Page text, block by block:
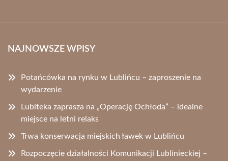
NAJNOWSZE WPISY
Potańcówka na rynku w Lublińcu – zaproszenie na
wydarzenie
Lubiteka zaprasza na „Operację Ochłoda” – idealne
miejsce na letni relaks
Trwa konserwacja miejskich ławek w Lublińcu
Rozpoczęcie działalności Komunikacji Lublinieckiej –